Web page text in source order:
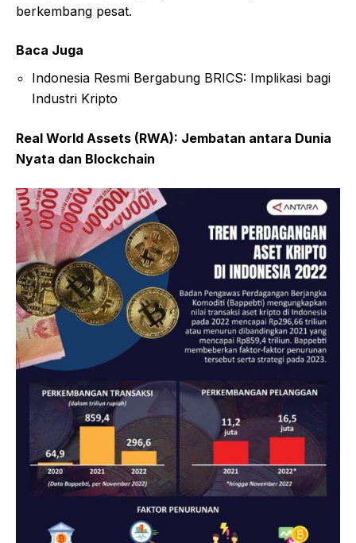
berkembang pesat.
Baca Juga
Indonesia Resmi Bergabung BRICS: Implikasi bagi
Industri Kripto
Real World Assets (RWA): Jembatan antara Dunia
Nyata dan Blockchain